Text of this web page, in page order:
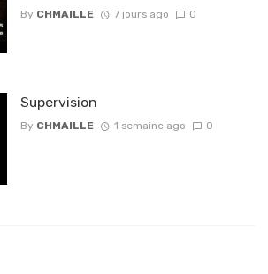
By CHMAILLE 7 jours ago 0
Supervision
By CHMAILLE 1 semaine ago 0